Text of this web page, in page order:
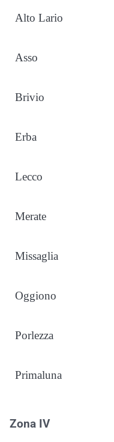
Alto Lario
Asso
Brivio
Erba
Lecco
Merate
Missaglia
Oggiono
Porlezza
Primaluna
Zona IV